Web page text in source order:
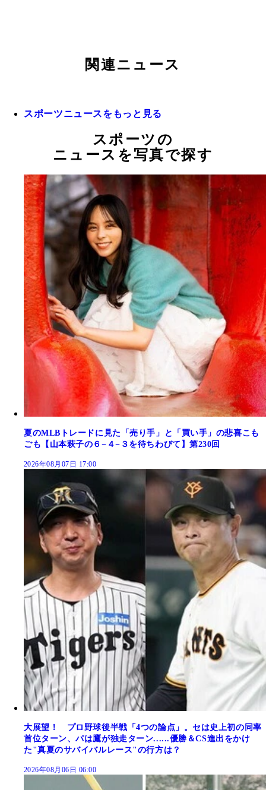
関連ニュース
スポーツニュースをもっと見る
スポーツの
ニュースを写真で探す
夏のMLBトレードに見た「売り手」と「買い手」の悲喜こも
ごも【山本萩子の６−４−３を待ちわびて】第230回
2026年08月07日 17:00
大展望！ プロ野球後半戦「4つの論点」。セは史上初の同率
首位ターン、パは鷹が独走ターン......優勝＆CS進出をかけ
た"真夏のサバイバルレース"の行方は？
2026年08月06日 06:00